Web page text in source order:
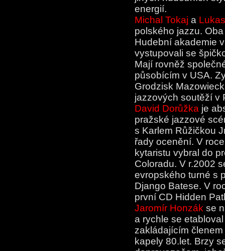
energií.
Michal Tokaj a
polského jazzu.
Hudební akademie
vystupovali se
Mají rovněž
působícím v USA.
Grodzisk
jazzových soutěží v
David Dorůžka je
pražské jazzové
s Karlem Růžičkou
řady ocenění. V
kytaristu vybral do
Coloradu. V r.2002
evropského turné s
Django Batese. V
první CD Hidden
Jaromír Honzák se
a rychle se
zakládajícím
kapely 80.let. Brzy